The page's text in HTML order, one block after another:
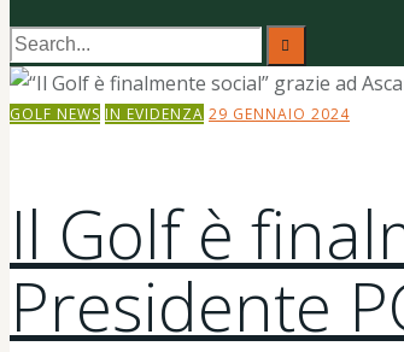
GOLF NEWS IN EVIDENZA 29 GENNAIO 2024
Il Golf è
Presidente